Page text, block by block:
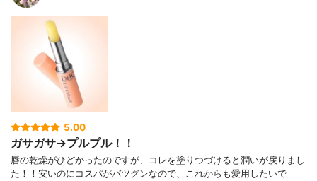
5.00
ガサガサ→プルプル！！
唇の乾燥がひどかったのですが、コレを塗りつづけると潤いが戻りまし
た！！安いのにコスパがバツグンなので、これからも愛用したいで